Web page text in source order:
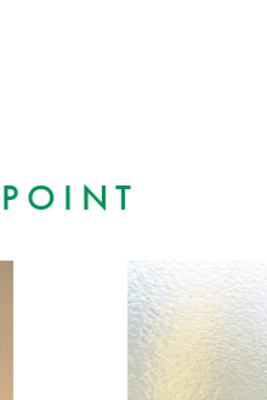
POINT